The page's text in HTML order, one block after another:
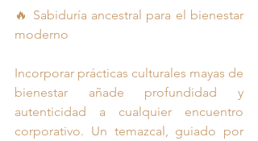
🔥 Sabiduría ancestral para el bienestar
moderno
Incorporar prácticas culturales mayas de
bienestar añade profundidad y
autenticidad a cualquier encuentro
corporativo. Un temazcal, guiado por